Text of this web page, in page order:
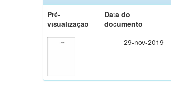
Pré-
visualização
Data do
documento
29-nov-2019